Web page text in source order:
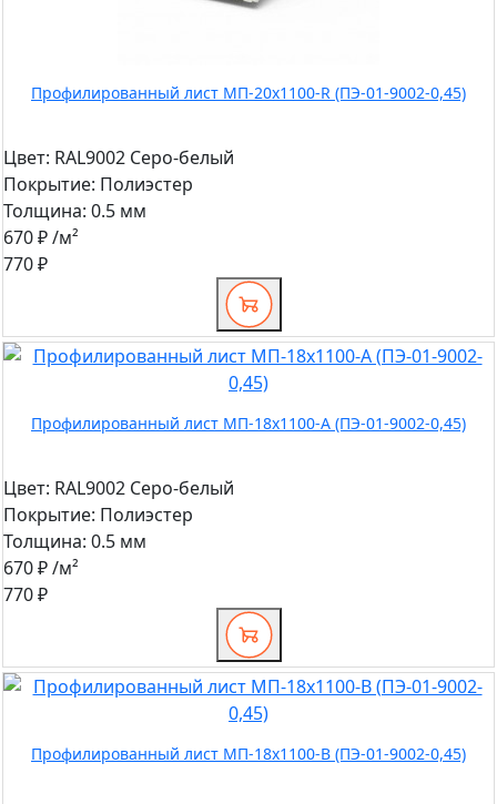
Профилированный лист МП-20x1100-R (ПЭ-01-9002-0,45)
Цвет: RAL9002 Серо-белый
Покрытие: Полиэстер
Толщина: 0.5 мм
670 ₽/м²
770 ₽
Профилированный лист МП-18x1100-A (ПЭ-01-9002-0,45)
Цвет: RAL9002 Серо-белый
Покрытие: Полиэстер
Толщина: 0.5 мм
670 ₽/м²
770 ₽
Профилированный лист МП-18x1100-B (ПЭ-01-9002-0,45)